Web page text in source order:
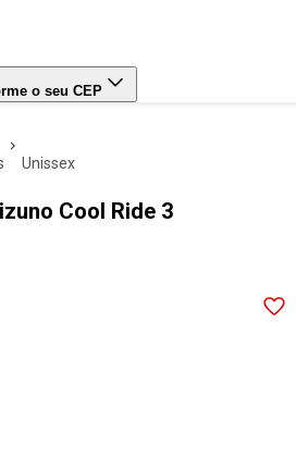
o seu CEP
unissex
Cool Ride 3